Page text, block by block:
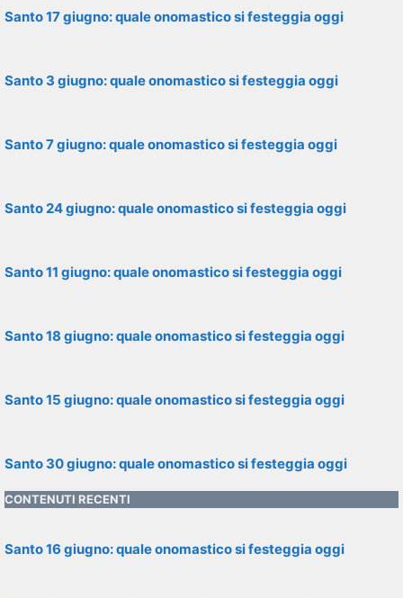
Santo 17 giugno: quale onomastico si festeggia oggi
Santo 3 giugno: quale onomastico si festeggia oggi
Santo 7 giugno: quale onomastico si festeggia oggi
Santo 24 giugno: quale onomastico si festeggia oggi
Santo 11 giugno: quale onomastico si festeggia oggi
Santo 18 giugno: quale onomastico si festeggia oggi
Santo 15 giugno: quale onomastico si festeggia oggi
Santo 30 giugno: quale onomastico si festeggia oggi
CONTENUTI RECENTI
Santo 16 giugno: quale onomastico si festeggia oggi